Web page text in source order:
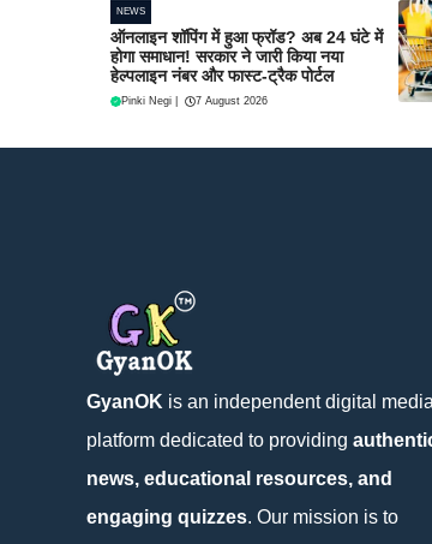
NEWS
ऑनलाइन शॉपिंग में हुआ फ्रॉड? अब 24 घंटे में
होगा समाधान! सरकार ने जारी किया नया
हेल्पलाइन नंबर और फास्ट-ट्रैक पोर्टल
Pinki Negi 7 August 2026
GyanOK is an independent digital media
platform dedicated to providing
news, educational resources, and
engaging quizzes. Our mission is to